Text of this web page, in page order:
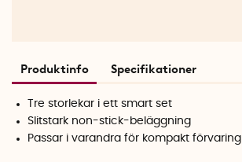
Produktinfo Specifikationer
Tre storlekar i ett smart set
Slitstark non-stick-beläggning
Passar i varandra för kompakt förvaring